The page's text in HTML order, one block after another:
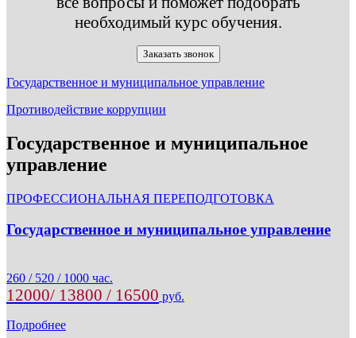
необходимый курс обучения.
Заказать звонок
Государственное и муниципальное управление
Противодействие коррупции
Государственное и муниципальное
управление
ПРОФЕССИОНАЛЬНАЯ ПЕРЕПОДГОТОВКА
Государственное и муниципальное управление
260 / 520 / 1000 час.
12000/ 13800 / 16500 руб.
Подробнее